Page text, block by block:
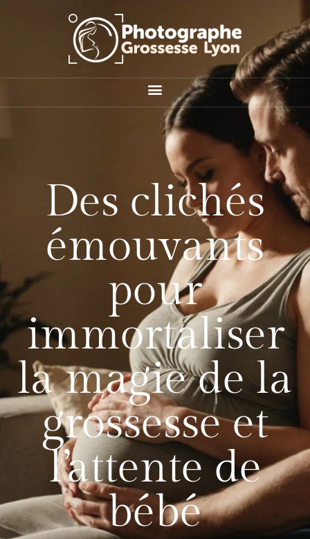
Des clichés
émouvants
pour
immortaliser
la magie de la
grossesse et
l’attente de
bébé